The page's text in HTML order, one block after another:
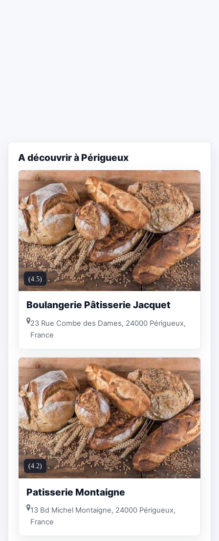
A découvrir à Périgueux
(4.5)
Boulangerie Pâtisserie Jacquet
23 Rue Combe des Dames, 24000 Périgueux,
France
(4.2)
Patisserie Montaigne
13 Bd Michel Montaigne, 24000 Périgueux,
France